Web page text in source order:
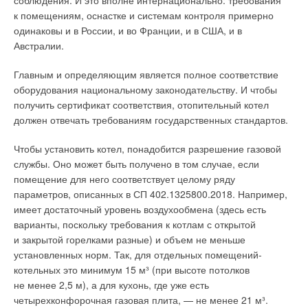
к помещениям, оснастке и системам контроля примерно
одинаковы и в России, и во Франции, и в США, и в
Австралии.
Главным и определяющим является полное соответствие
оборудования национальному законодательству. И чтобы
получить сертификат соответствия, отопительный котел
должен отвечать требованиям государственных стандартов.
Чтобы установить котел, понадобится разрешение газовой
службы. Оно может быть получено в том случае, если
помещение для него соответствует целому ряду
параметров, описанных в СП 402.1325800.2018. Например,
имеет достаточный уровень воздухообмена (здесь есть
варианты, поскольку требования к котлам с открытой
и закрытой горелками разные) и объем не меньше
установленных норм. Так, для отдельных помещений-
котельных это минимум 15 м³ (при высоте потолков
не менее 2,5 м), а для кухонь, где уже есть
четырехконфорочная газовая плита, — не менее 21 м³.
LG PuriCare— это экологическая станция в вашей квартире:
двойная конструкция с 6-ю уровнями фильтрации способна
захватывать загрязненный воздух всей поверхностью
и распылять очищенный на 7,5 м вокруг, обеспечивая 360
и сообщит о состоянии атмосферы символической ёлочкой
зеленого, желтого, оранжевого и красного, синего или даже
фиолетового цвета 24 часа в сутки 365 дней в году. Режимы
дезодорирования и ионизации в короткий срок устранят
следы шумной вечеринки и создадут свежесть горного
воздуха. Специальный датчик газа улавливает наличие
вредных примесей в воздухе, а система фильтров способна
справится даже с формальдегидами.
с редуктором, с телескопическими отводами для счётчиков,
с фланцами для циркуляционных насосов и т. д.
размером от ¼ до 4, а также фланцевые — до Ду300.
«Краны с квадратным шаром» — звучит странно, но
доступно передаёт особенность конструкции кранов
профтехучилищ.
До распада Советского Союза выпускники ПТУ и техникумов
были задействованы на всех производственных сферах,
набирались опыта, соревновались за выполнение плана,
учились у своих наставников — опытных мастеров.
После развала СССР экономику России пришлось полностью
перекраивать, советское наследие не вписывалось в новые
рыночные отношения, а производственная база бóльшей
частью устарела и не соответствовала требованиям
международных стандартов. Продукция многих советских
предприятий была неконкурентоспособной, рыночного
спроса на неё не было.
По меньшей мере 2/3 отечественных заводов и фабрик
расформировали и ликвидировали, более эффективные
предприятия были приватизированы, модернизированы
и продолжили работать. Однако они уже не могли в полной
мере обеспечивать рабочими местами всех оставшихся «за